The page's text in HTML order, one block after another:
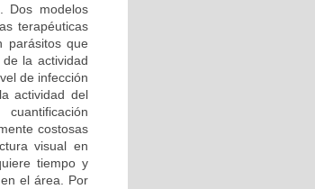
Dos modelos
terapéuticas
parásitos que
la actividad
de infección
actividad del
costosas
visual en
tiempo y
el área. Por